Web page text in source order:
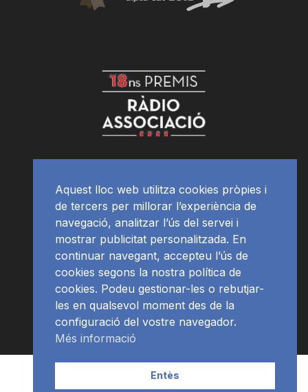
APP Programació
Aquest lloc web utilitza cookies pròpies i
de tercers per millorar l’experiència de
navegació, analitzar l’ús del servei i
mostrar publicitat personalitzada. En
continuar navegant, accepteu l’ús de
cookies segons la nostra política de
cookies. Podeu gestionar-les o rebutjar-
les en qualsevol moment des de la
configuració del vostre navegador.
Més informació
Entès